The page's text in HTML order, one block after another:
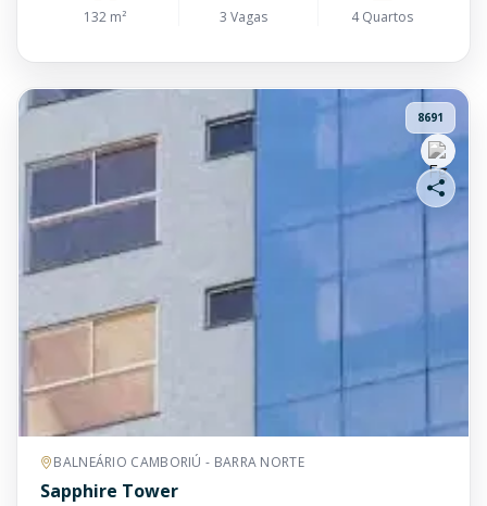
132 m² 3 Vagas 4 Quartos
8691
BALNEÁRIO CAMBORIÚ - BARRA NORTE
Sapphire Tower